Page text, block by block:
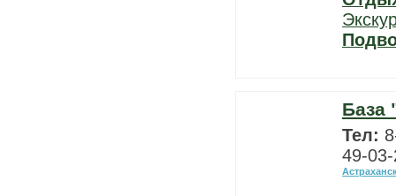
База
Тел:
49-